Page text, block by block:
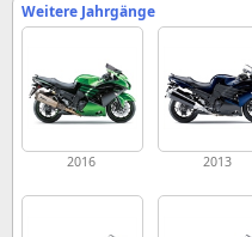
Weitere Jahrgänge
2016 2013